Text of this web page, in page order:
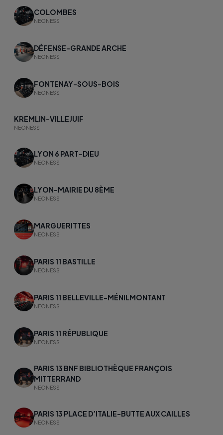
COLOMBES
NEONESS
DÉFENSE-GRANDE ARCHE
NEONESS
FONTENAY-SOUS-BOIS
NEONESS
KREMLIN-VILLEJUIF
NEONESS
LYON 6 PART-DIEU
NEONESS
LYON-MAIRIE DU 8ÈME
NEONESS
MARGUERITTES
NEONESS
PARIS 11 BASTILLE
NEONESS
PARIS 11 BELLEVILLE-MÉNILMONTANT
NEONESS
PARIS 11 RÉPUBLIQUE
NEONESS
PARIS 13 BNF BIBLIOTHÈQUE FRANÇOIS
MITTERRAND
NEONESS
PARIS 13 PLACE D’ITALIE-BUTTE AUX CAILLES
NEONESS